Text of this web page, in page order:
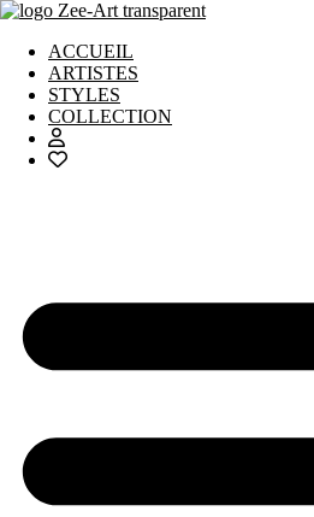
Aller
contenuACCUEIL
ARTISTES
STYLES
COLLECTION